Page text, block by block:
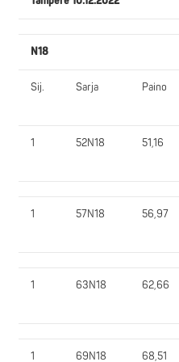
N18
Sij. Sarja Paino
1 52N18 51,16
1 57N18 56,97
1 63N18 62,66
1 69N18 68,51